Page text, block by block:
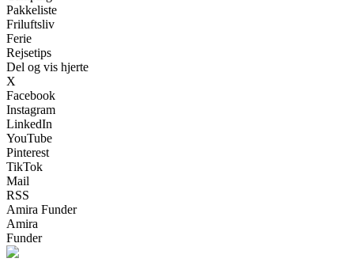
Pakkeliste
Friluftsliv
Ferie
Rejsetips
Del og vis hjerte
X
Facebook
Instagram
LinkedIn
YouTube
Pinterest
TikTok
Mail
RSS
Amira Funder
Amira
Funder